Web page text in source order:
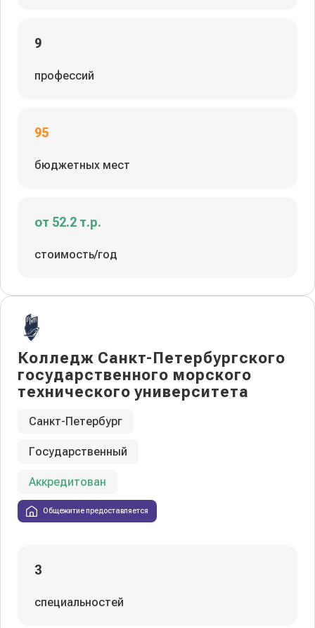
9
профессий
95
бюджетных мест
от 52.2 т.р.
стоимость/год
Колледж Санкт-Петербургского
государственного морского
технического университета
Санкт-Петербург
Государственный
Аккредитован
Общежитие предоставляется
3
специальностей